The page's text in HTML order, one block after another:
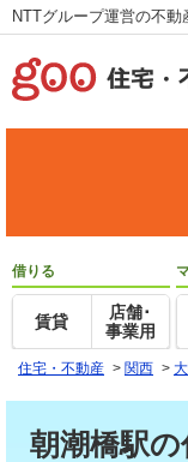
NTTグループ運営の不
借りる
賃貸
店舗･
事業用
住宅・不動産 > 関西 >
朝潮橋駅